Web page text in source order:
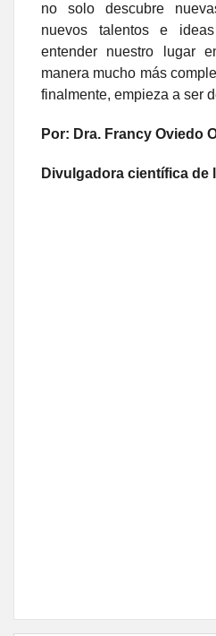
no solo descubre
nuevos talentos e
entender nuestro lugar
manera mucho más
finalmente, empieza a ser
Por: Dra. Francy Oviedo
Divulgadora científica de